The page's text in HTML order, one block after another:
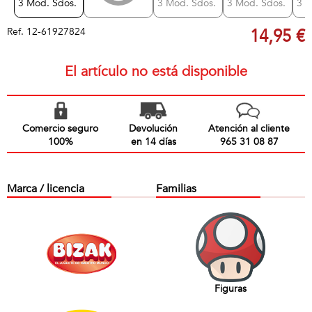
Ref. 12-61927824 14,95 €
El artículo no está disponible
Comercio seguro
100%
Devolución
en 14 días
Atención al cliente
965 31 08 87
Marca / licencia Familias
Figuras